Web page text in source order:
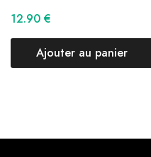
12.90 €
Ajouter au panier